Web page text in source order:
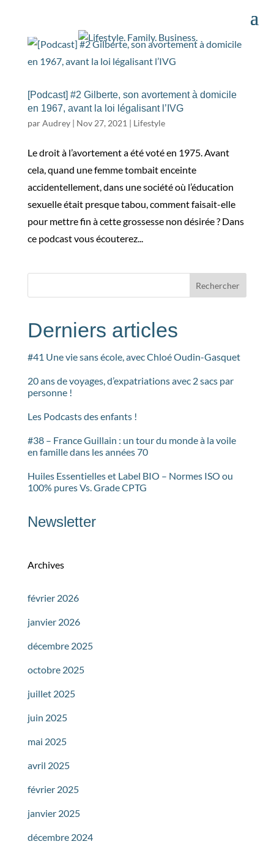
[Podcast] #2 Gilberte, son avortement à domicile
en 1967, avant la loi légalisant l’IVG
parAudrey| Nov 27, 2021 | Lifestyle
Le droit à l’avortement a été voté en 1975. Avant
cela, quand une femme tombait enceinte
accidentellement, dans une société où l’éducation
sexuelle était presque tabou, comment faisait-elle
pour mettre fin à cette grossesse non désirée ? Dans
ce podcast vous écouterez...
Rechercher
Derniers articles
#41 Une vie sans école, avec Chloé Oudin-Gasquet
20 ans de voyages, d’expatriations avec 2 sacs par
personne !
Les Podcasts des enfants !
#38 – France Guillain : un tour du monde à la voile
en famille dans les années 70
Huiles Essentielles et Label BIO – Normes ISO ou
100% pures Vs. Grade CPTG
Newsletter
Archives
février 2026
janvier 2026
décembre 2025
octobre 2025
juillet 2025
juin 2025
mai 2025
avril 2025
février 2025
janvier 2025
décembre 2024